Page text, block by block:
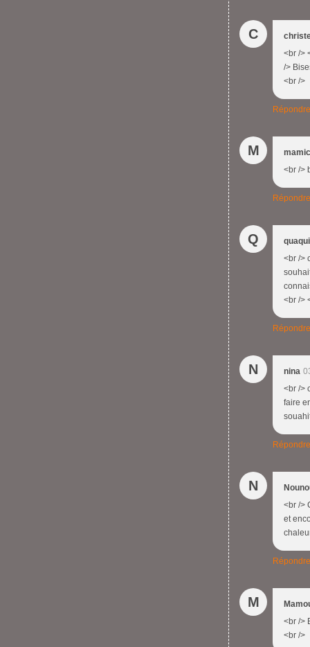
C
<br />
/>
<br />
Répondre
M
<br />
Répondre
Q
<br />
<br />
Répondre
N nina
<br />
faire
Répondre
N
<br />
et
Répondre
M
<br />
<br />